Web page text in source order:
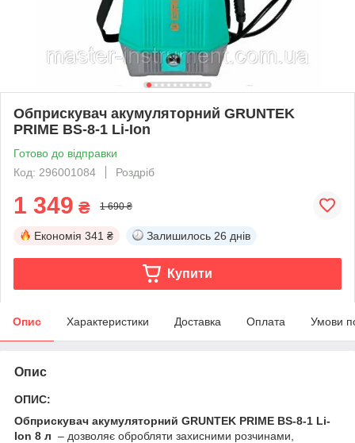
Обприскувач акумуляторний GRUNTEK
PRIME BS-8-1 Li-Ion
Готово до відправки
Код: 296001084
Роздріб
1 349 ₴ 1 690 ₴
Економія 341 ₴ Залишилось 26 днів
Купити
Опис Характеристики Доставка Оплата Умови
Опис
ОПИС:
Обприскувач акумуляторний GRUNTEK PRIME BS-8-1 Li-
Ion 8 л – дозволяє обробляти захисними розчинами,